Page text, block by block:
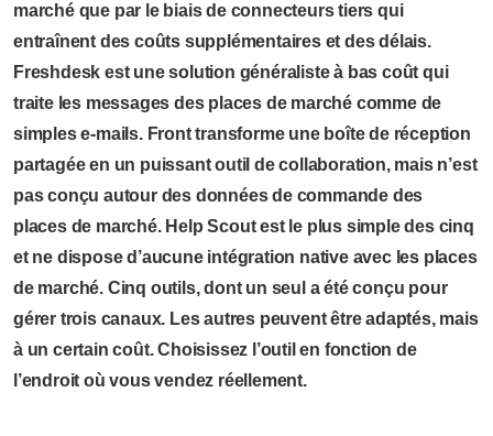
marché que par le biais de connecteurs tiers qui
entraînent des coûts supplémentaires et des délais.
Freshdesk est une solution généraliste à bas coût qui
traite les messages des places de marché comme de
simples e-mails. Front transforme une boîte de réception
partagée en un puissant outil de collaboration, mais n’est
pas conçu autour des données de commande des
places de marché. Help Scout est le plus simple des cinq
et ne dispose d’aucune intégration native avec les places
de marché. Cinq outils, dont un seul a été conçu pour
gérer trois canaux. Les autres peuvent être adaptés, mais
à un certain coût. Choisissez l’outil en fonction de
l’endroit où vous vendez réellement.